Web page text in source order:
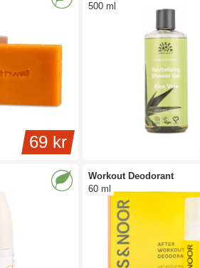
69 kr
500 ml
Workout Deodorant
60 ml